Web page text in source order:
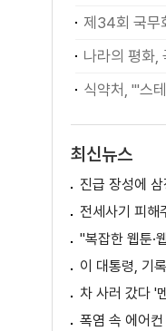
최신뉴스